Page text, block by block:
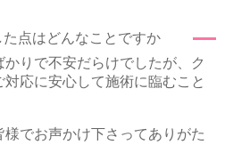
点はどんなことですか
かりで不安だらけでしたが、ク
応に安心して施術に臨むこと
でお声かけ下さってありがた